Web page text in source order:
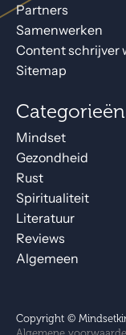
Partners
Samenwerken
Content schrijver
Sitemap
Categorieën
Mindset
Gezondheid
Rust
Spiritualiteit
Literatuur
Reviews
Algemeen
Copyright ©